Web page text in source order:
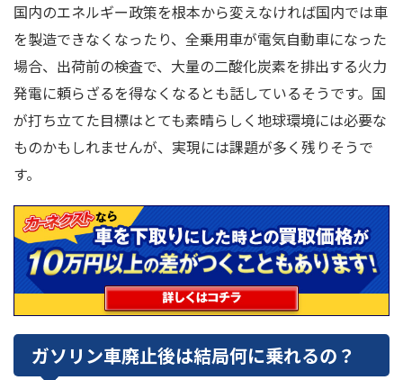
国内のエネルギー政策を根本から変えなければ国内では車
を製造できなくなったり、全乗用車が電気自動車になった
場合、出荷前の検査で、大量の二酸化炭素を排出する火力
発電に頼らざるを得なくなるとも話しているそうです。国
が打ち立てた目標はとても素晴らしく地球環境には必要な
ものかもしれませんが、実現には課題が多く残りそうで
す。
ガソリン車廃止後は結局何に乗れるの？